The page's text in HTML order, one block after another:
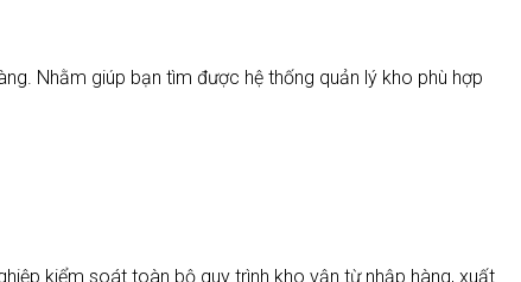
Nhằm giúp bạn tìm được hệ thống quản lý kho phù hợp
kiểm soát toàn bộ quy trình kho vận từ nhập hàng, xuất